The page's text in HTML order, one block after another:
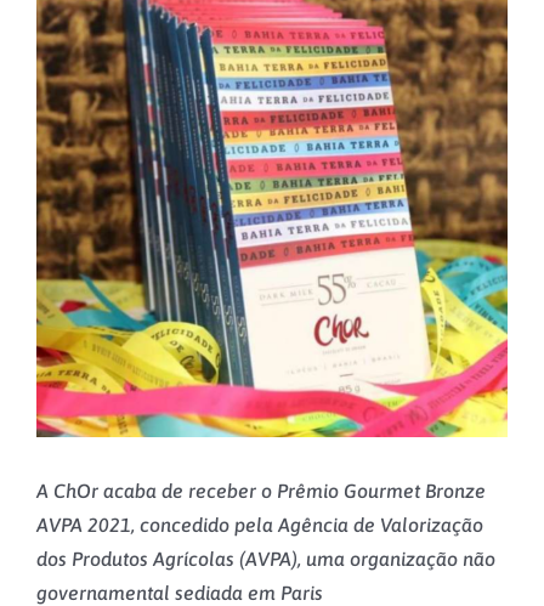
Larger
Image
A ChOr acaba de receber o Prêmio Gourmet Bronze
AVPA 2021, concedido pela Agência de Valorização
dos Produtos Agrícolas (AVPA), uma organização não
governamental sediada em Paris